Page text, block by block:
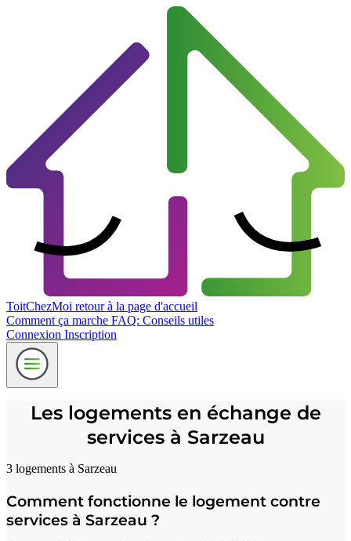
ToitChezMoi retour à la page d'accueil
Comment ça marche FAQ: Conseils utiles
Connexion Inscription
Les logements en échange de
services à Sarzeau
3 logements à Sarzeau
Comment fonctionne le logement contre
services à Sarzeau ?